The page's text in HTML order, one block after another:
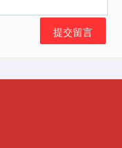
提交留言